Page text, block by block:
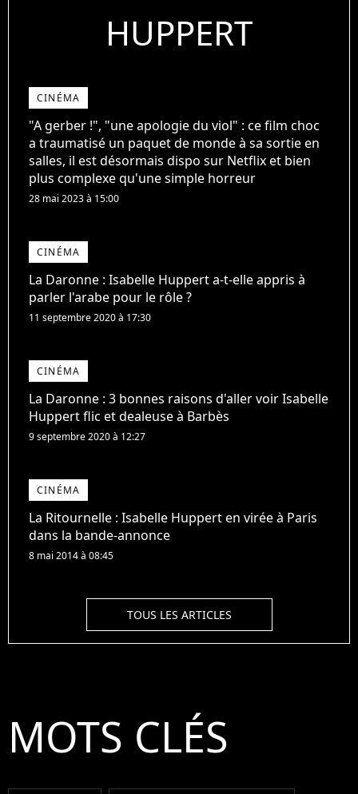
HUPPERT
CINÉMA
"A gerber !", "une apologie du viol" : ce film choc
a traumatisé un paquet de monde à sa sortie en
salles, il est désormais dispo sur Netflix et bien
plus complexe qu'une simple horreur
28 mai 2023 à 15:00
CINÉMA
La Daronne : Isabelle Huppert a-t-elle appris à
parler l'arabe pour le rôle ?
11 septembre 2020 à 17:30
CINÉMA
La Daronne : 3 bonnes raisons d'aller voir Isabelle
Huppert flic et dealeuse à Barbès
9 septembre 2020 à 12:27
CINÉMA
La Ritournelle : Isabelle Huppert en virée à Paris
dans la bande-annonce
8 mai 2014 à 08:45
TOUS LES ARTICLES
MOTS CLÉS